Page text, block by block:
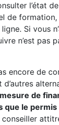
l’état
de
Si vous
n’est pas
encore de
de
le permis